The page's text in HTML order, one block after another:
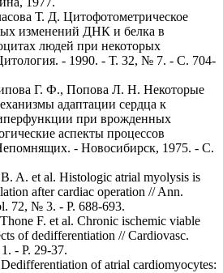
Т. Д. Цитофотометрическое
изменений ДНК и белка в
людей при некоторых
- 1990. - Т. 32, № 7. - С. 704-
Г. Ф., Попова Л. Н. Некоторые
адаптации сердца к
при врожденных
аспекты процессов
- Новосибирск, 1975. - С.
A. et al. Histologic atrial myolysis is
after cardiac operation // Ann.
72, № 3. - P. 688-693.
F. et al. Chronic ischemic viable
of dedifferentiation // Cardiovasc.
- P. 29-37.
of atrial cardiomyocytes: